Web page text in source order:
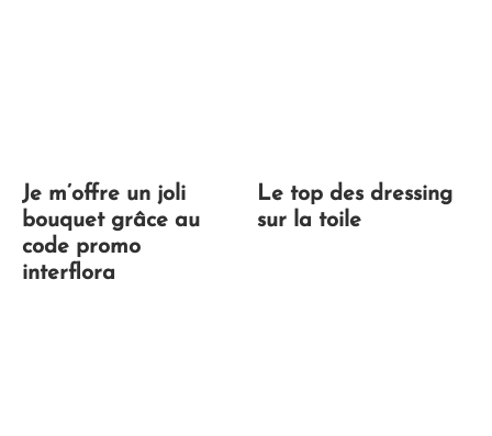
Je m’offre un joli
bouquet grâce au
code promo
interflora
Le top des dressing
sur la toile